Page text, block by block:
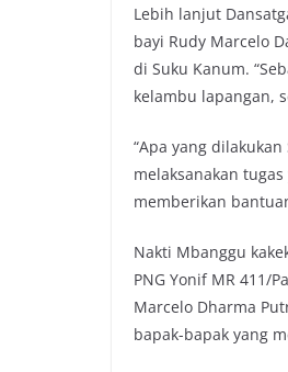
Lebih lanjut
bayi Rudy Marcelo
di Suku Kanum.
kelambu lapangan,
“Apa yang
melaksanakan
memberikan
Nakti Mbanggu
PNG Yonif MR 411/
Marcelo Dharma
bapak-bapak yang